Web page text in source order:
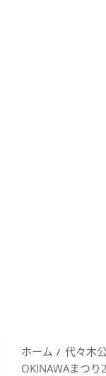
ホーム
代々木
OKINAWAまつ